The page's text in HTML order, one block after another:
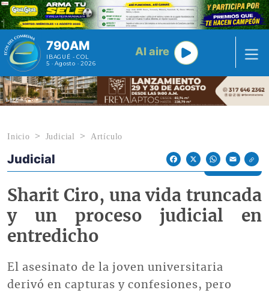
Pasar al contenido principal
790AM
IBAGUÉ - COL
5 · Agosto · 2026
Al aire
Inicio Judicial Artículo
Econoticias y Eventos
Judicial
FacebookX WhatsAppEmail
Sharit Ciro, una vida truncada
y un proceso judicial en
entredicho
El asesinato de la joven universitaria
derivó en capturas y confesiones, pero